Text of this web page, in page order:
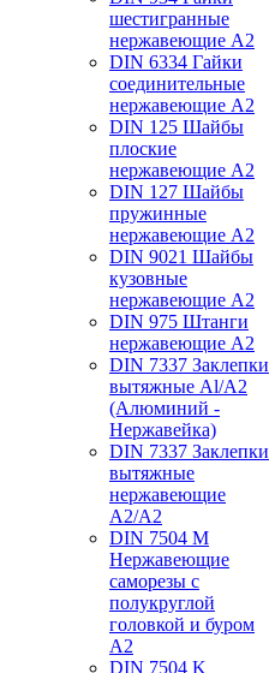
шестигранные
нержавеющие А2
DIN 6334 Гайки
соединительные
нержавеющие А2
DIN 125 Шайбы
плоские
нержавеющие А2
DIN 127 Шайбы
пружинные
нержавеющие А2
DIN 9021 Шайбы
кузовные
нержавеющие А2
DIN 975 Штанги
нержавеющие А2
DIN 7337 Заклепки
вытяжные Al/A2
(Алюминий -
Нержавейка)
DIN 7337 Заклепки
вытяжные
нержавеющие
A2/A2
DIN 7504 M
Нержавеющие
саморезы с
полукруглой
головкой и буром
А2
DIN 7504 K